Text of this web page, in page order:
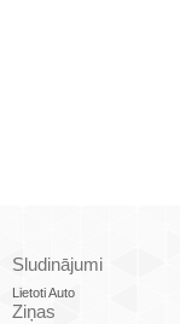
Sludinājumi
Lietoti Auto
Ziņas